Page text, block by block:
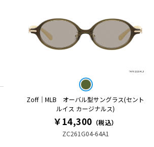
Zoff｜MLB オーバル型サングラス(セント
ルイス カージナルス)
￥14,300 （税込）
ZC261G04-64A1